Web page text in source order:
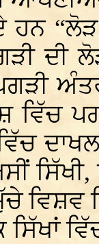
ਹਨ
ਦੀ
ਵਿੱਚ
ਵਿਸ਼ਵ